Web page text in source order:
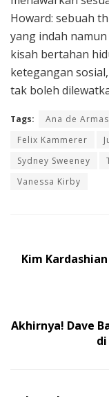
Howard: sebuah
yang indah
kisah bertahan
ketegangan
tak boleh
Tags: Ana de Armas
Felix Kammerer
Sydney Sweeney
Vanessa Kirby
Kim
Akhirnya! Dave